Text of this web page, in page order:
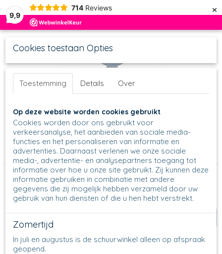
9,9
714 Reviews ×
Geen producten
Home>Diversen >Home & Decoratie >Kruidenpotten &
Vazen> Vazen>334 - Vaas - Unikat - U4835
Koopjes
Cookies toestaan Opties
Toestemming Details Over
Op deze website worden cookies gebruikt
Cookies worden door ons gebruikt voor
verkeersanalyse, het aanbieden van sociale media-
functies en het personaliseren van informatie en
advertenties. Daarnaast verlenen we onze sociale
media-, advertentie- en analysepartners toegang tot
informatie over hoe u onze site gebruikt. Zij kunnen deze
informatie gebruiken in combinatie met andere
gegevens die zij mogelijk hebben verzameld door uw
gebruik van hun diensten of die u hen hebt verstrekt.
Zomertijd
In juli en augustus is de schuurwinkel alleen op afspraak
geopend.